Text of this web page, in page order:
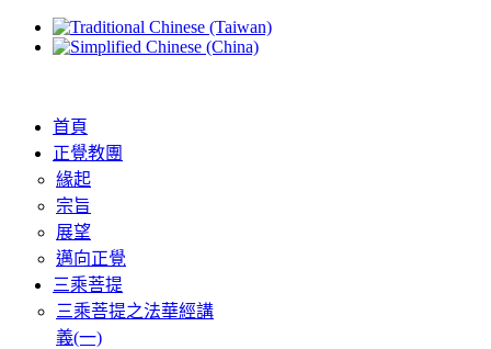
首頁
正覺教團
緣起
宗旨
展望
邁向正覺
三乘菩提
三乘菩提之法華經講
義(一)